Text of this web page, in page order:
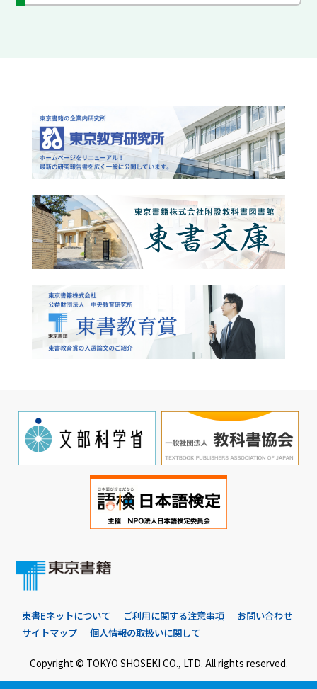
東書Eネットについて ご利用に関する注意事項
お問い合わせ
サイトマップ
個人情報の取扱いに関して
Copyright © TOKYO SHOSEKI CO., LTD. All rights reserved.